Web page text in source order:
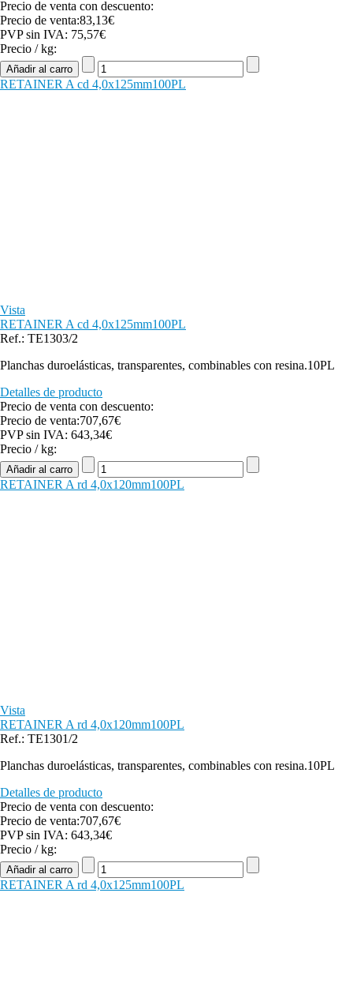
Precio de venta con descuento:
Precio de venta:83,13€
PVP sin IVA: 75,57€
Precio / kg:
RETAINER A cd 4,0x125mm100PL
Vista
RETAINER A cd 4,0x125mm100PL
Ref.: TE1303/2
Planchas duroelásticas, transparentes, combinables con resina.10PL
Detalles de producto
Precio de venta con descuento:
Precio de venta:707,67€
PVP sin IVA: 643,34€
Precio / kg:
RETAINER A rd 4,0x120mm100PL
Vista
RETAINER A rd 4,0x120mm100PL
Ref.: TE1301/2
Planchas duroelásticas, transparentes, combinables con resina.10PL
Detalles de producto
Precio de venta con descuento:
Precio de venta:707,67€
PVP sin IVA: 643,34€
Precio / kg:
RETAINER A rd 4,0x125mm100PL